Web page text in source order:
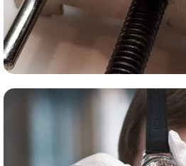
Сервис часов